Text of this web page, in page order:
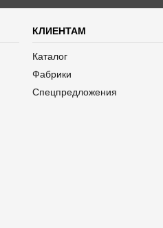
КЛИЕНТАМ
Каталог
Фабрики
Спецпредложения